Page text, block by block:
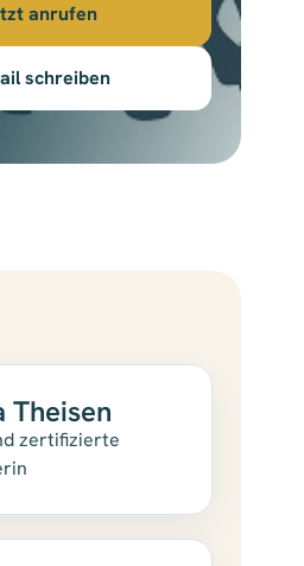
anrufen
schreiben
Theisen
zertifizierte